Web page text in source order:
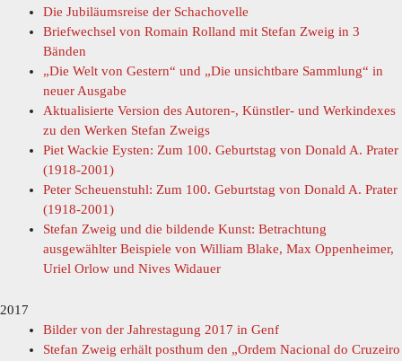
Die Jubiläumsreise der Schachovelle
Briefwechsel von Romain Rolland mit Stefan Zweig in 3
Bänden
„Die Welt von Gestern“ und „Die unsichtbare Sammlung“ in
neuer Ausgabe
Aktualisierte Version des Autoren-, Künstler- und Werkindexes
zu den Werken Stefan Zweigs
Piet Wackie Eysten: Zum 100. Geburtstag von Donald A. Prater
(1918-2001)
Peter Scheuenstuhl: Zum 100. Geburtstag von Donald A. Prater
(1918-2001)
Stefan Zweig und die bildende Kunst: Betrachtung
ausgewählter Beispiele von William Blake, Max Oppenheimer,
Uriel Orlow und Nives Widauer
2017
Bilder von der Jahrestagung 2017 in Genf
Stefan Zweig erhält posthum den „Ordem Nacional do Cruzeiro